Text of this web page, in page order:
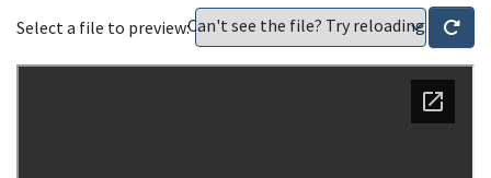
Select a file to preview:Can't see the file? Try reloading